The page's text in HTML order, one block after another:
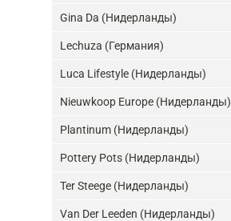
Gina Da (Нидерланды)
Lechuza (Германия)
Luca Lifestyle (Нидерланды)
Nieuwkoop Europe (Нидерланды)
Plantinum (Нидерланды)
Pottery Pots (Нидерланды)
Ter Steege (Нидерланды)
Van Der Leeden (Нидерланды)